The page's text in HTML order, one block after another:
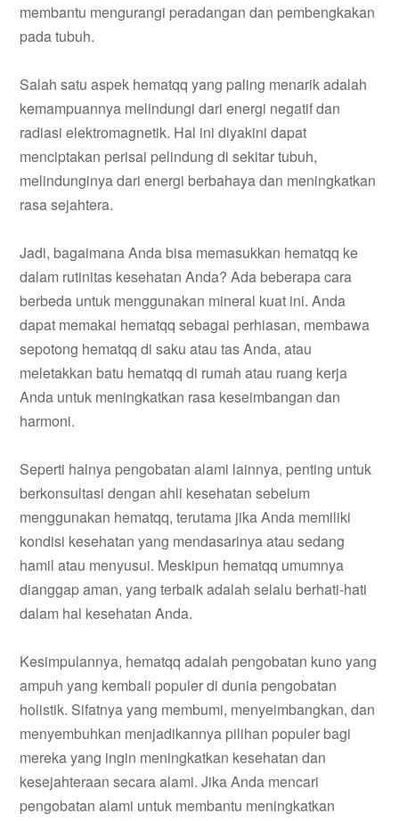
membantu mengurangi peradangan dan pembengkakan
pada tubuh.
Salah satu aspek hematqq yang paling menarik adalah
kemampuannya melindungi dari energi negatif dan
radiasi elektromagnetik. Hal ini diyakini dapat
menciptakan perisai pelindung di sekitar tubuh,
melindunginya dari energi berbahaya dan meningkatkan
rasa sejahtera.
Jadi, bagaimana Anda bisa memasukkan hematqq ke
dalam rutinitas kesehatan Anda? Ada beberapa cara
berbeda untuk menggunakan mineral kuat ini. Anda
dapat memakai hematqq sebagai perhiasan, membawa
sepotong hematqq di saku atau tas Anda, atau
meletakkan batu hematqq di rumah atau ruang kerja
Anda untuk meningkatkan rasa keseimbangan dan
harmoni.
Seperti halnya pengobatan alami lainnya, penting untuk
berkonsultasi dengan ahli kesehatan sebelum
menggunakan hematqq, terutama jika Anda memiliki
kondisi kesehatan yang mendasarinya atau sedang
hamil atau menyusui. Meskipun hematqq umumnya
dianggap aman, yang terbaik adalah selalu berhati-hati
dalam hal kesehatan Anda.
Kesimpulannya, hematqq adalah pengobatan kuno yang
ampuh yang kembali populer di dunia pengobatan
holistik. Sifatnya yang membumi, menyeimbangkan, dan
menyembuhkan menjadikannya pilihan populer bagi
mereka yang ingin meningkatkan kesehatan dan
kesejahteraan secara alami. Jika Anda mencari
pengobatan alami untuk membantu meningkatkan